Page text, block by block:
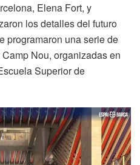
Elena Fort, y
los detalles del futuro
programaron una serie de
Nou, organizadas en
Superior de